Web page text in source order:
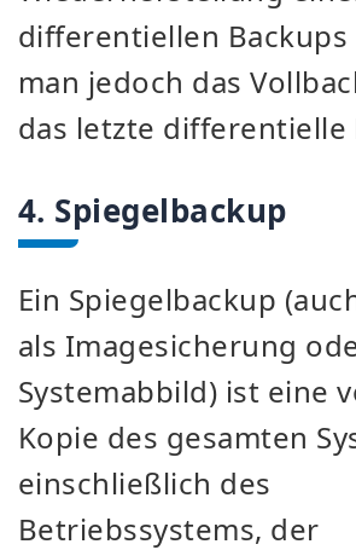
differentiellen
man jedoch das
das letzte differentielle
4. Spiegelbackup
Ein Spiegelbackup
als Imagesicherung
Systemabbild) ist eine
Kopie des gesamten
einschließlich des
Betriebssystems, der